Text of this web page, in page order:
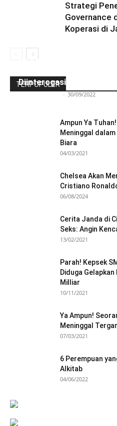
Strategi
Governance
Koperasi di
TERPOPULER
Ini Kronologinya! Diduga
Diinterogasi Aparat
- 30/09/2022
Ampun Ya
Meninggal
Biara
04/03/2021
Chelsea Akan
Cristiano
06/08/2024
Cerita Janda di
Seks: Angin
13/02/2021
Parah! Kepsek
Diduga
Milliar
10/11/2021
Ya Ampun!
Meninggal
07/03/2021
6 Perempuan
Alkitab
04/06/2022